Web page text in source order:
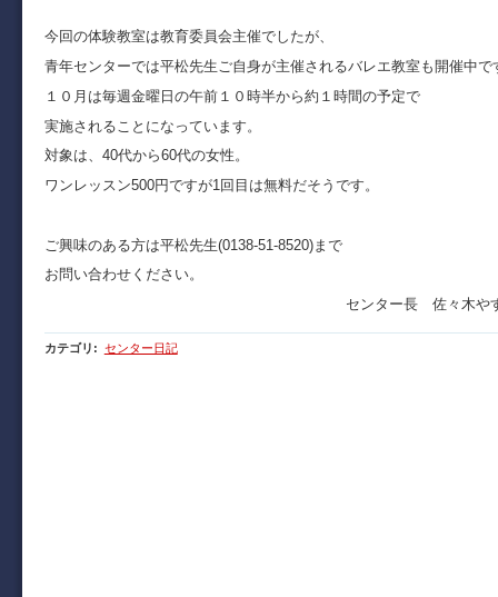
今回の体験教室は教育委員会主催でしたが、
青年センターでは平松先生ご自身が主催されるバレエ教室も開催中で
１０月は毎週金曜日の午前１０時半から約１時間の予定で
実施されることになっています。
対象は、40代から60代の女性。
ワンレッスン500円ですが1回目は無料だそうです。
ご興味のある方は平松先生(0138-51-8520)まで
お問い合わせください。
センター長 佐々木や
カテゴリ : センター日記